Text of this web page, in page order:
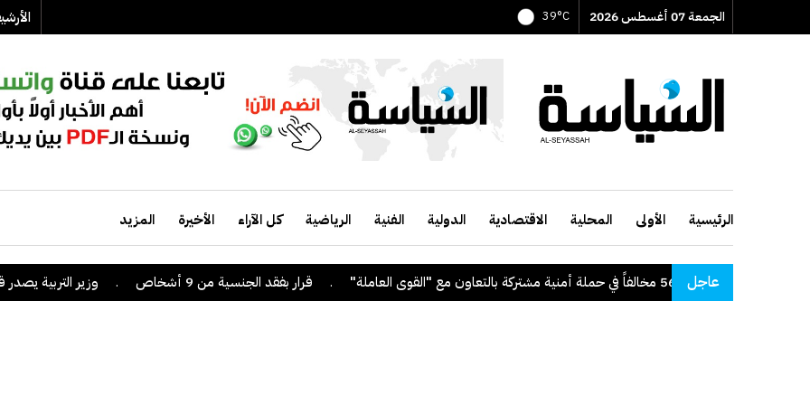
الجمعة 07 أغسطس 2026 39°C
الرئيسية الأولى المحلية الاقتصادية الدولية الفنية الرياضية كل الآراء الأخيرة المزيد
عاجل"الداخلية": ضبط 56 مخالفاً في حملة أمنية مشتركة بالتعاون مع "القوى العاملة" . قرار بفقد الجنسية من 9 أشخاص . وزير التربية يصدر